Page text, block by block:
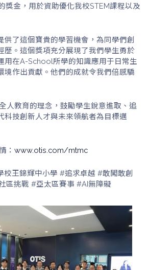
獎金，用於資助優化我校STEM課程以及
供了這個寶貴的學習機會，為同學們創
歷。這個獎項充分展現了我們學生勇於
用在A-School所學的知識應用于日常生
境作出貢獻。他們的成就令我們倍感驕
人教育的理念，鼓勵學生銳意進取、追
科技創新人才與未來領航者為目標邁
： www.otis.com/mtmc
校王錦輝中小學 #追求卓越 #敢闖敢創
區挑戰 #亞太區賽事 #AI無障礙